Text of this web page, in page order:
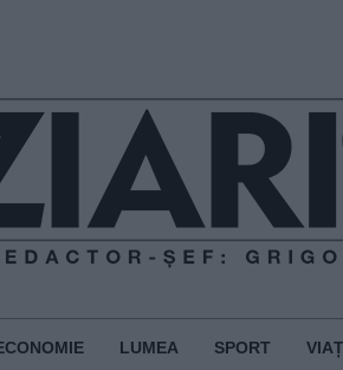
LUMEA SPORT